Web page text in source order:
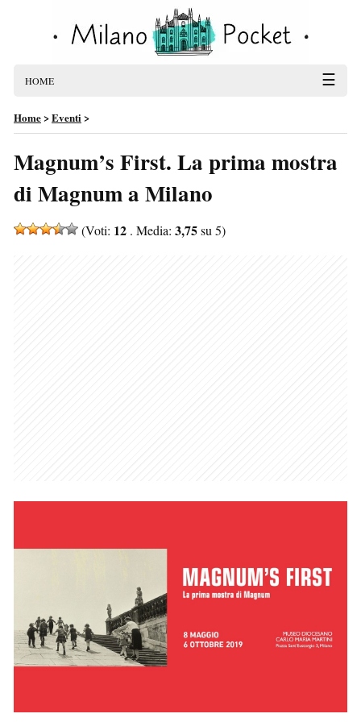
HOME ☰
Home>Eventi>
Magnum’s First. La prima mostra
di Magnum a Milano
(Voti: 12 . Media: 3,75su 5)